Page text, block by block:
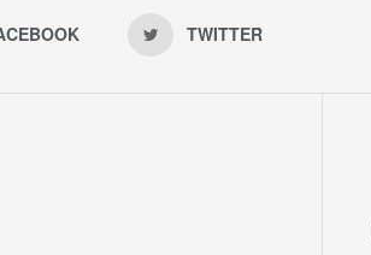
TWITTER